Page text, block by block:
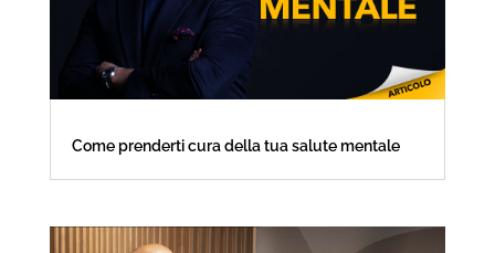
Come prenderti cura della tua salute mentale